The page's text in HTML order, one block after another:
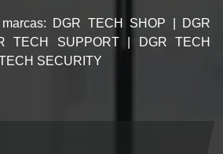
DGR TECH SHOP | DGR
TECH SUPPORT | DGR TECH
SECURITY